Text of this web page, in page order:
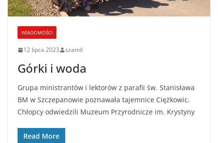
WIADOMOŚCI
12 lipca 2023 szamil
Górki i woda
Grupa ministrantów i lektorów z parafii św. Stanisława
BM w Szczepanowie poznawała tajemnice Ciężkowic.
Chłopcy odwiedzili Muzeum Przyrodnicze im. Krystyny
Read More